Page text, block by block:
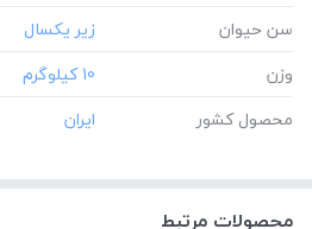
سن حیوان
وزن
‎10 کیلوگرم
محصول کشور
محصولات مرتبط